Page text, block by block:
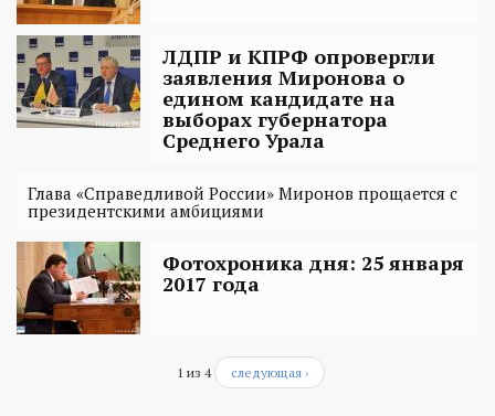
ЛДПР и КПРФ опровергли
заявления Миронова о
едином кандидате на
выборах губернатора
Среднего Урала
Глава «Справедливой России» Миронов прощается с
президентскими амбициями
Фотохроника дня: 25 января
2017 года
1 из 4 следующая ›